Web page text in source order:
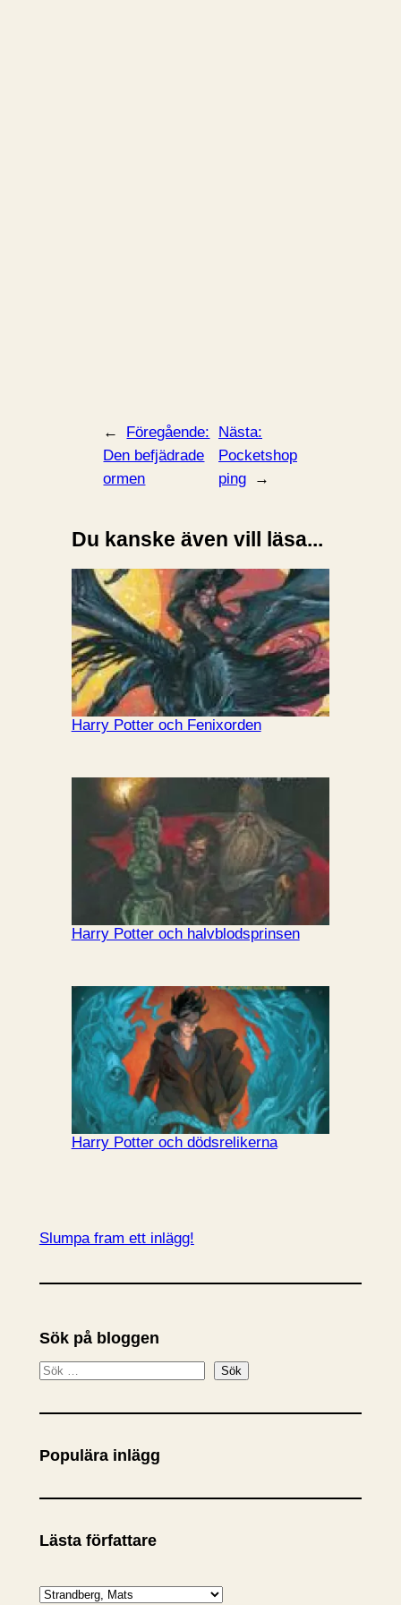
←
Föregående:
Den befjädrade
ormen
Nästa:
Pocketshop
ping
→
Du kanske även vill läsa...
Harry Potter och Fenixorden
Harry Potter och halvblodsprinsen
Harry Potter och dödsrelikerna
Slumpa fram ett inlägg!
Sök på bloggen
S
k
Sök
Populära inlägg
Lästa författare
K